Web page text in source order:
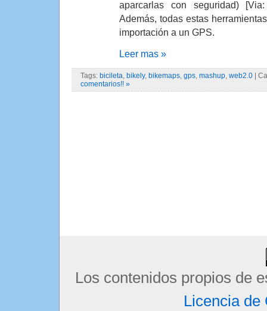
aparcarlas con seguridad)
Además, todas estas
importación a un GPS.
Leer mas »
Tags: bicileta, bikely, bikemaps, gps, mashup, web2.0 |
comentarios!! »
Los contenidos propios de
Licencia de